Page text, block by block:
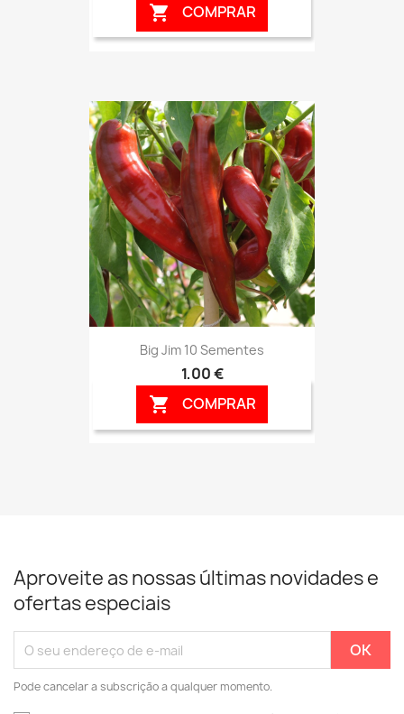
 COMPRAR
Big Jim 10 Sementes
1,00 €
 COMPRAR
Aproveite as nossas últimas novidades e
ofertas especiais
Pode cancelar a subscrição a qualquer momento.